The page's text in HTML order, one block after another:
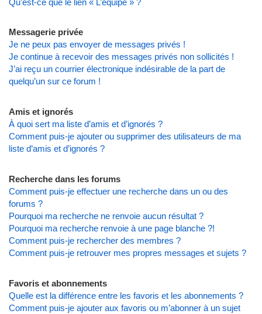
Messagerie privée
Je ne peux pas envoyer de messages privés !
Je continue à recevoir des messages privés non sollicités !
J’ai reçu un courrier électronique indésirable de la part de
quelqu’un sur ce forum !
Amis et ignorés
À quoi sert ma liste d’amis et d’ignorés ?
Comment puis-je ajouter ou supprimer des utilisateurs de ma
liste d’amis et d’ignorés ?
Recherche dans les forums
Comment puis-je effectuer une recherche dans un ou des
forums ?
Pourquoi ma recherche ne renvoie aucun résultat ?
Pourquoi ma recherche renvoie à une page blanche ?!
Comment puis-je rechercher des membres ?
Comment puis-je retrouver mes propres messages et sujets ?
Favoris et abonnements
Quelle est la différence entre les favoris et les abonnements ?
Comment puis-je ajouter aux favoris ou m’abonner à un sujet